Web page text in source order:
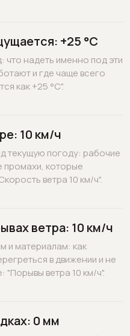
+25 °C
что надеть именно под эти
и где чаще всего
как +25 °C".
10 км/ч
текущую погоду: рабочие
промахи, которые
ветра 10 км/ч".
ветра: 10 км/ч
и материалам: как
в движении и не
"Порывы ветра 10 км/ч".
0 мм